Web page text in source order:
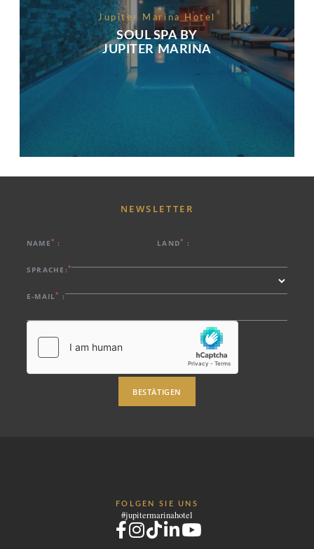
Jupiter Marina Hotel
SOUL SPA BY
JUPITER MARINA
NAME * : LAND* :
SPRACHE: *
E-MAIL* :
BESTÄTIGEN
NEWSLETTER
FOLGEN SIE UNS
#jupitermarinahotel